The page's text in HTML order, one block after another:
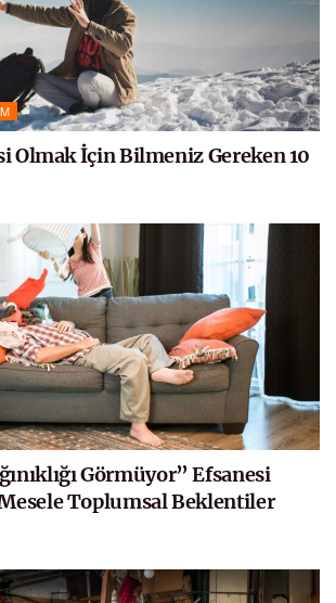
Olmak İçin Bilmeniz Gereken 10
Görmüyor” Efsanesi
Toplumsal Beklentiler